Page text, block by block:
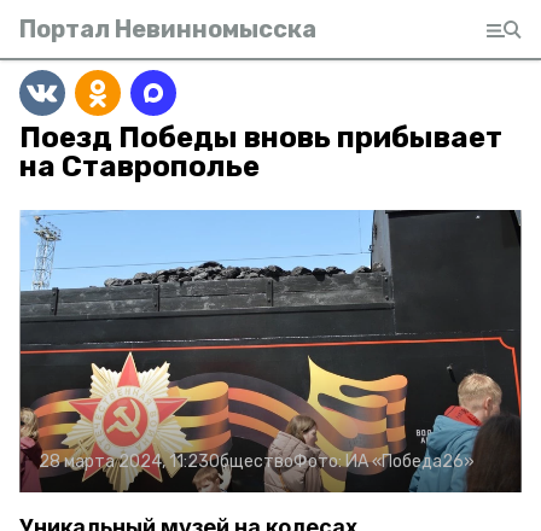
Портал Невинномысска
Поезд Победы вновь прибывает
на Ставрополье
28 марта 2024, 11:23ОбществоФото:ИА «Победа26»